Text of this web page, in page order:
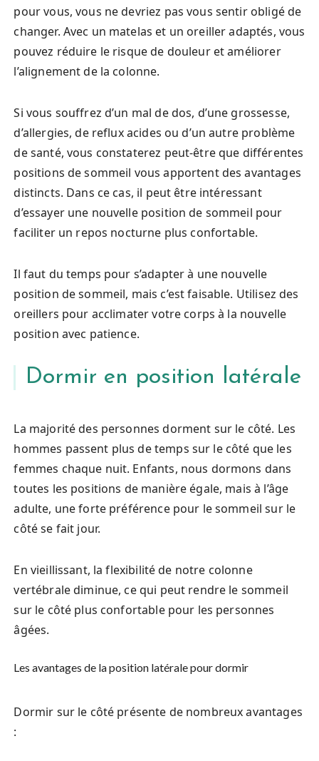
pour vous, vous ne devriez pas vous sentir obligé de
changer. Avec un matelas et un oreiller adaptés, vous
pouvez réduire le risque de douleur et améliorer
l’alignement de la colonne.
Si vous souffrez d’un mal de dos, d’une grossesse,
d’allergies, de reflux acides ou d’un autre problème
de santé, vous constaterez peut-être que différentes
positions de sommeil vous apportent des avantages
distincts. Dans ce cas, il peut être intéressant
d’essayer une nouvelle position de sommeil pour
faciliter un repos nocturne plus confortable.
Il faut du temps pour s’adapter à une nouvelle
position de sommeil, mais c’est faisable. Utilisez des
oreillers pour acclimater votre corps à la nouvelle
position avec patience.
Dormir en position latérale
La majorité des personnes dorment sur le côté. Les
hommes passent plus de temps sur le côté que les
femmes chaque nuit. Enfants, nous dormons dans
toutes les positions de manière égale, mais à l’âge
adulte, une forte préférence pour le sommeil sur le
côté se fait jour.
En vieillissant, la flexibilité de notre colonne
vertébrale diminue, ce qui peut rendre le sommeil
sur le côté plus confortable pour les personnes
âgées.
Les avantages de la position latérale pour dormir
Dormir sur le côté présente de nombreux avantages
: